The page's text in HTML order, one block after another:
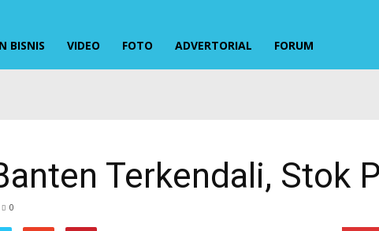
BISNIS VIDEO FOTO ADVERTORIAL FORUM
Terkendali, Stok
0